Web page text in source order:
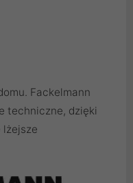
Fackelmann
techniczne, dzięki
lżejsze